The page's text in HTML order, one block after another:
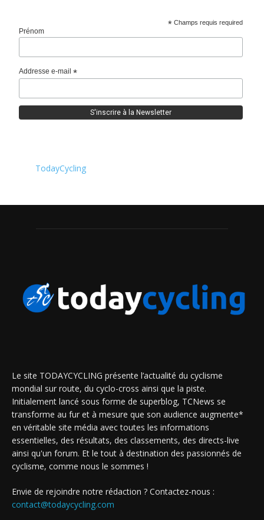
* Champs requis required
Prénom
Addresse e-mail*
TodayCycling
Le site TODAYCYCLING présente l’actualité du cyclisme
mondial sur route, du cyclo-cross ainsi que la piste.
Initialement lancé sous forme de superblog, TCNews se
transforme au fur et à mesure que son audience augmente*
en véritable site média avec toutes les informations
essentielles, des résultats, des classements, des directs-live
ainsi qu'un forum. Et le tout à destination des passionnés de
cyclisme, comme nous le sommes !
Envie de rejoindre notre rédaction ? Contactez-nous :
contact@todaycycling.com